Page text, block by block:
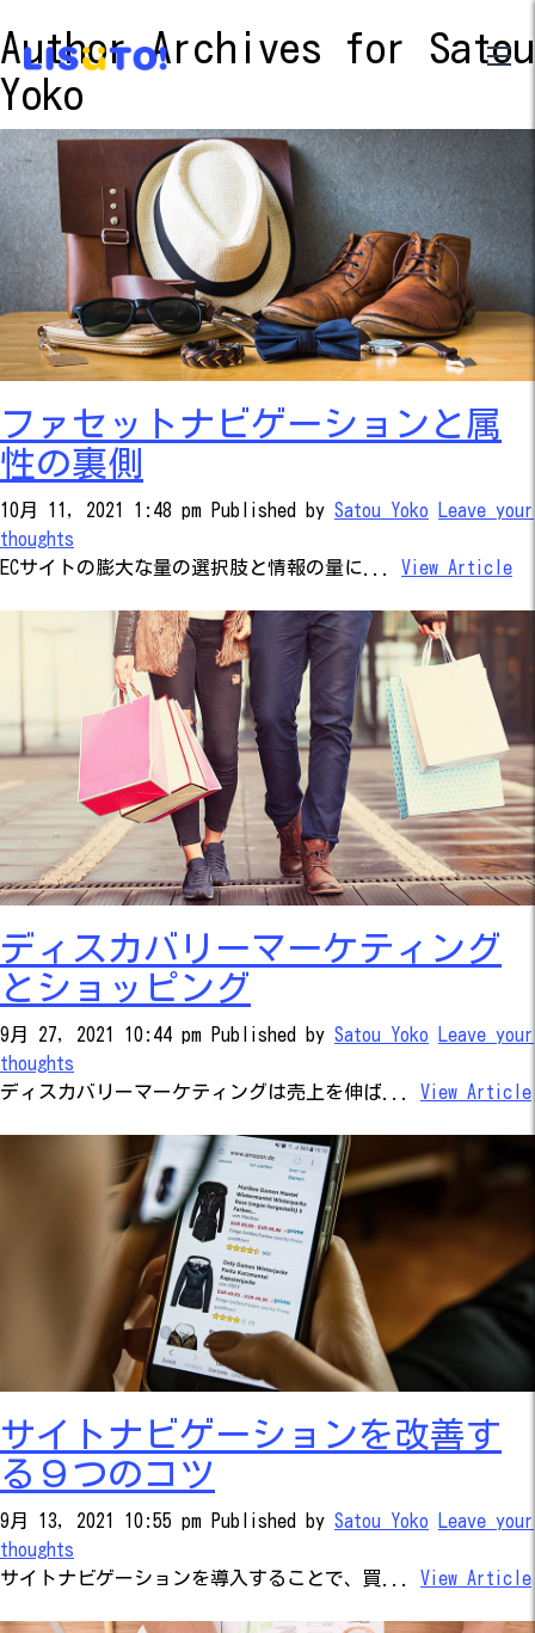
Author Archives for Satou
Yoko
ファセットナビゲーションと属
性の裏側
10月 11, 2021 1:48 pm Published by Satou Yoko
Leave your
thoughts
ECサイトの膨大な量の選択肢と情報の量に... View Article
ディスカバリーマーケティング
とショッピング
9月 27, 2021 10:44 pm Published by Satou Yoko
Leave your
thoughts
ディスカバリーマーケティングは売上を伸ば... View Article
サイトナビゲーションを改善す
る９つのコツ
9月 13, 2021 10:55 pm Published by Satou Yoko
Leave your
thoughts
サイトナビゲーションを導入することで、買... View Article